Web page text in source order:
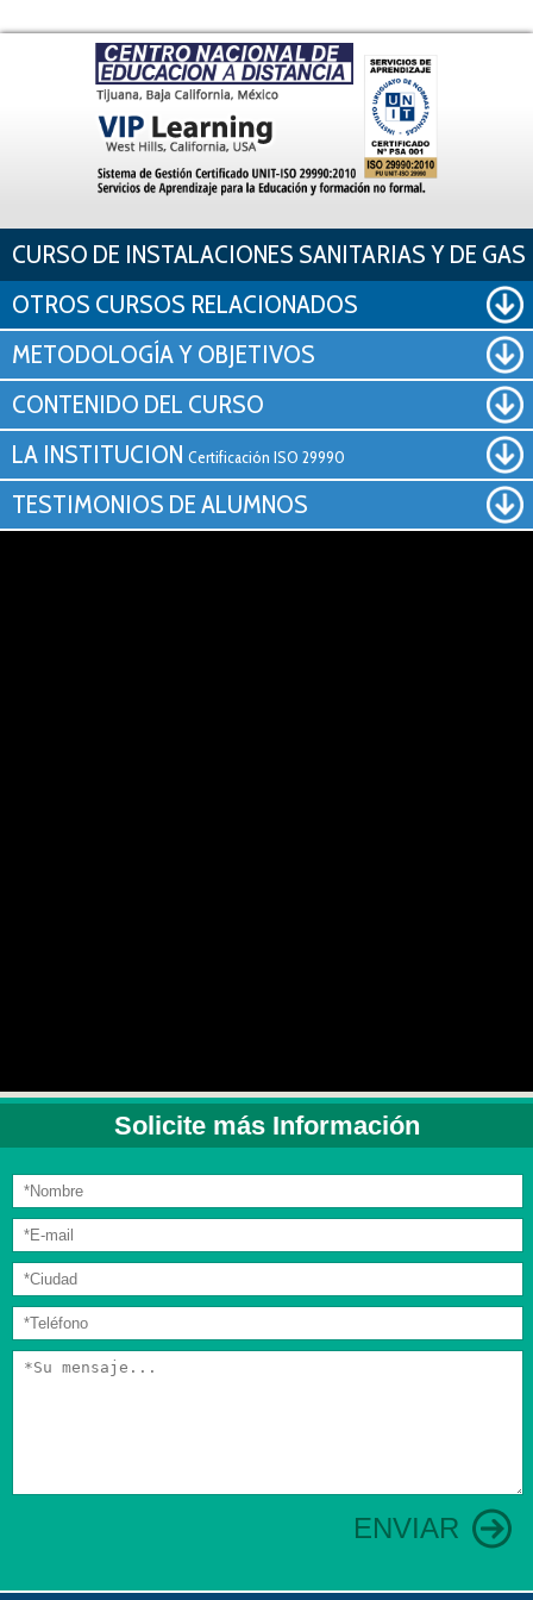
Pasar al contenido principal
CURSO DE INSTALACIONES SANITARIAS Y DE GAS
OTROS CURSOS RELACIONADOS
METODOLOGÍA Y OBJETIVOS
CONTENIDO DEL CURSO
LA INSTITUCION Certificación ISO 29990
TESTIMONIOS DE ALUMNOS
Solicite más Información
ENVIAR